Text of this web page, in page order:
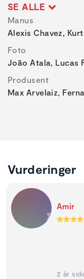
SE ALLE
Manus
Alexis Chavez,
Foto
João Atala, Lucas
Produsent
Max Arvelaiz,
Vurderinger
Amir
2 år